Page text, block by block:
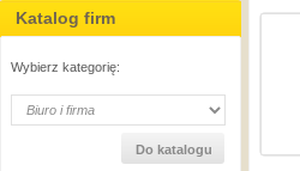
Katalog firm
Wybierz kategorię: